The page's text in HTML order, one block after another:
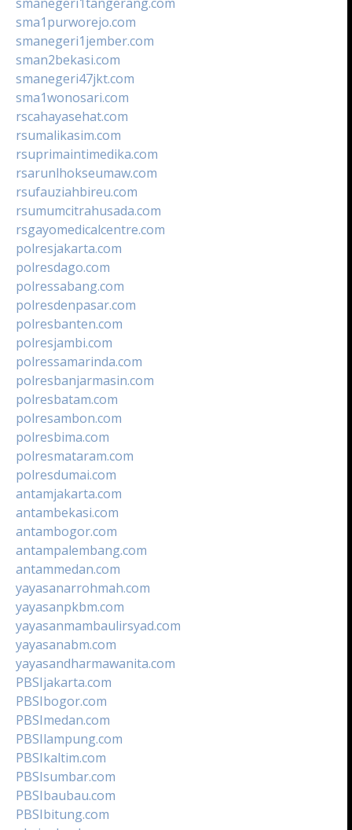
sma1purworejo.com
smanegeri1jember.com
sman2bekasi.com
smanegeri47jkt.com
sma1wonosari.com
rscahayasehat.com
rsumalikasim.com
rsuprimaintimedika.com
rsarunlhokseumaw.com
rsufauziahbireu.com
rsumumcitrahusada.com
rsgayomedicalcentre.com
polresjakarta.com
polresdago.com
polressabang.com
polresdenpasar.com
polresbanten.com
polresjambi.com
polressamarinda.com
polresbanjarmasin.com
polresbatam.com
polresambon.com
polresbima.com
polresmataram.com
polresdumai.com
antamjakarta.com
antambekasi.com
antambogor.com
antampalembang.com
antammedan.com
yayasanarrohmah.com
yayasanpkbm.com
yayasanmambaulirsyad.com
yayasanabm.com
yayasandharmawanita.com
PBSIjakarta.com
PBSIbogor.com
PBSImedan.com
PBSIlampung.com
PBSIkaltim.com
PBSIsumbar.com
PBSIbaubau.com
PBSIbitung.com